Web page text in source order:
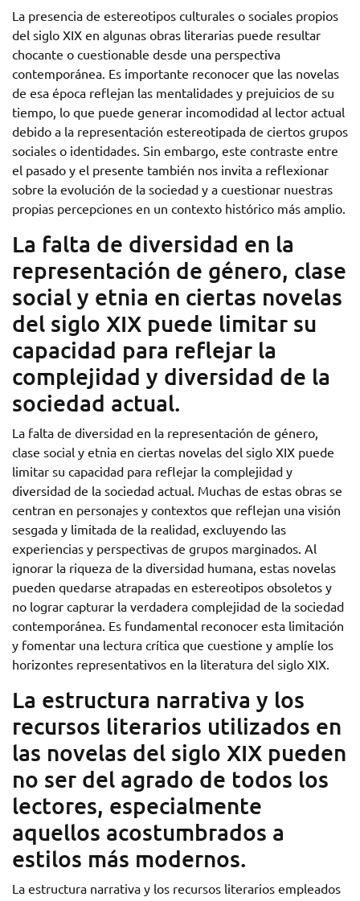
La presencia de estereotipos culturales o sociales propios
del siglo XIX en algunas obras literarias puede resultar
chocante o cuestionable desde una perspectiva
contemporánea. Es importante reconocer que las novelas
de esa época reflejan las mentalidades y prejuicios de su
tiempo, lo que puede generar incomodidad al lector actual
debido a la representación estereotipada de ciertos grupos
sociales o identidades. Sin embargo, este contraste entre
el pasado y el presente también nos invita a reflexionar
sobre la evolución de la sociedad y a cuestionar nuestras
propias percepciones en un contexto histórico más amplio.
La falta de diversidad en la
representación de género, clase
social y etnia en ciertas novelas
del siglo XIX puede limitar su
capacidad para reflejar la
complejidad y diversidad de la
sociedad actual.
La falta de diversidad en la representación de género,
clase social y etnia en ciertas novelas del siglo XIX puede
limitar su capacidad para reflejar la complejidad y
diversidad de la sociedad actual. Muchas de estas obras se
centran en personajes y contextos que reflejan una visión
sesgada y limitada de la realidad, excluyendo las
experiencias y perspectivas de grupos marginados. Al
ignorar la riqueza de la diversidad humana, estas novelas
pueden quedarse atrapadas en estereotipos obsoletos y
no lograr capturar la verdadera complejidad de la sociedad
contemporánea. Es fundamental reconocer esta limitación
y fomentar una lectura crítica que cuestione y amplíe los
horizontes representativos en la literatura del siglo XIX.
La estructura narrativa y los
recursos literarios utilizados en
las novelas del siglo XIX pueden
no ser del agrado de todos los
lectores, especialmente
aquellos acostumbrados a
estilos más modernos.
La estructura narrativa y los recursos literarios empleados